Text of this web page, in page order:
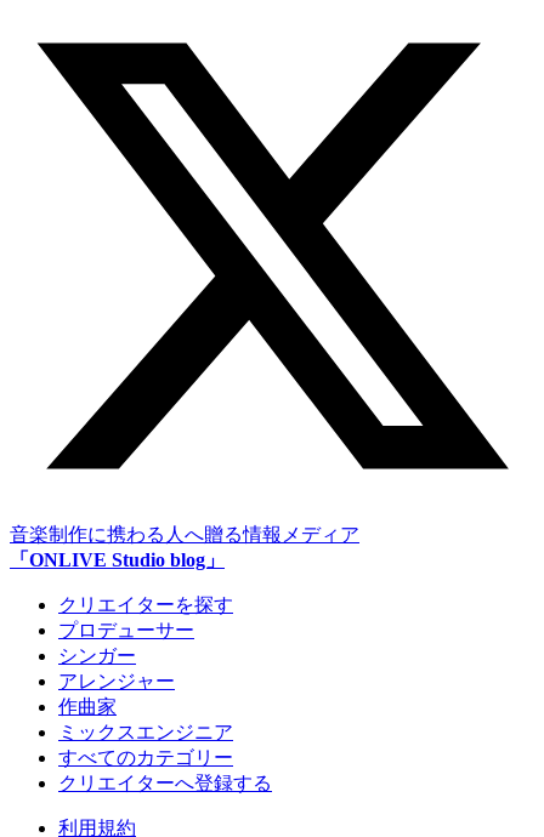
音楽制作に携わる人へ贈る情報メディア
「ONLIVE Studio blog」
クリエイターを探す
プロデューサー
シンガー
アレンジャー
作曲家
ミックスエンジニア
すべてのカテゴリー
クリエイターへ登録する
利用規約